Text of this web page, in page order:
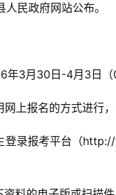
民政府网站公布。
年3月30日-4月3日（
上报名的方式进行，
登录报考平台（